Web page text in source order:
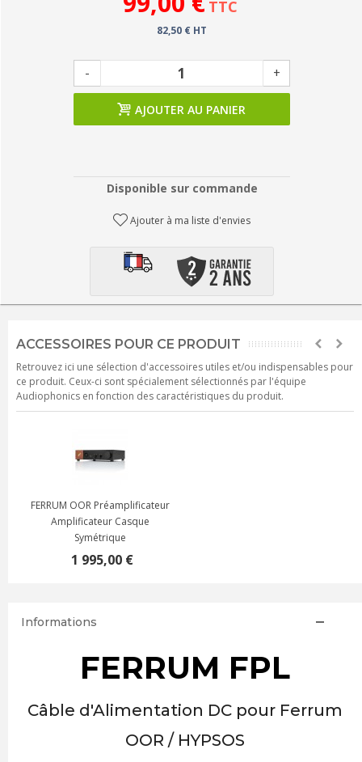
TTC
82,50 € HT
- +
AJOUTER AU PANIER
Disponible sur commande
Ajouter à ma liste d'envies
ACCESSOIRES POUR CE PRODUIT
Retrouvez ici une sélection d'accessoires utiles et/ou indispensables pour
ce produit. Ceux-ci sont spécialement sélectionnés par l'équipe
Audiophonics en fonction des caractéristiques du produit.
FERRUM OOR Préamplificateur
Amplificateur Casque
Symétrique
1 995,00 €
Informations
FERRUM FPL
Câble d'Alimentation DC pour Ferrum
OOR / HYPSOS